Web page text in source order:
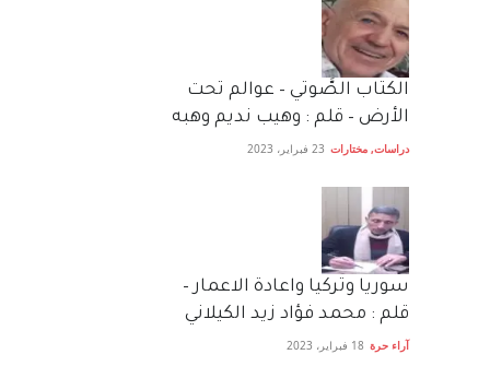
الكتاب الصَّوتي – عوالم تحت
الأرض – قلم : وهيب نديم وهبه
دراسات, مختارات 23 فبراير، 2023
سوريا وتركيا واعادة الاعمار –
قلم : محمد فؤاد زيد الكيلاني
آراء حرة 18 فبراير، 2023